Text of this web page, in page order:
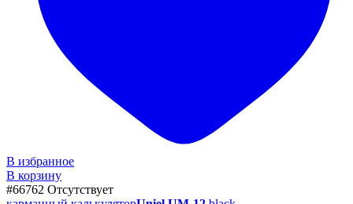
В избранное
В корзину
#66762 Отсутствует